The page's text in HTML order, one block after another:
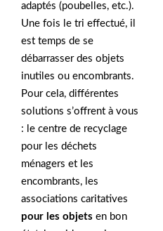
adaptés (poubelles, etc.).
Une fois le tri effectué, il
est temps de se
débarrasser des objets
inutiles ou encombrants.
Pour cela, différentes
solutions s’offrent à vous
: le centre de recyclage
pour les déchets
ménagers et les
encombrants, les
associations caritatives
pour les objets en bon